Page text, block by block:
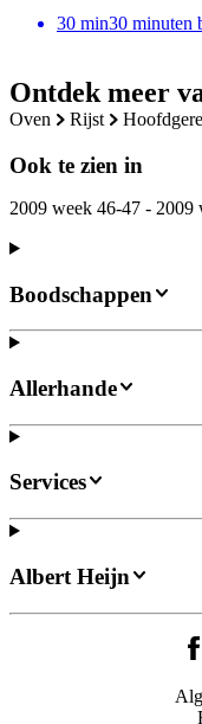
Ontdek meer
oven rijst
Ook te zien in
2009 week 46-47 - 2009
30 min30 minuten
Boodschappen
Allerhande
Services
Albert Heijn